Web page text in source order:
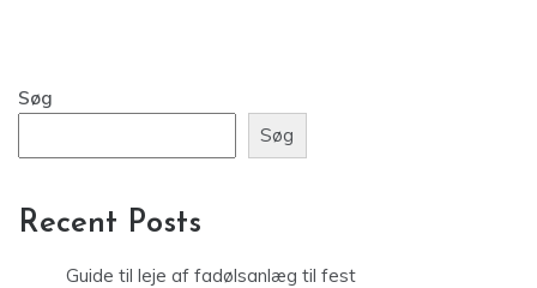
Søg
Søg
Recent Posts
Guide til leje af fadølsanlæg til fest